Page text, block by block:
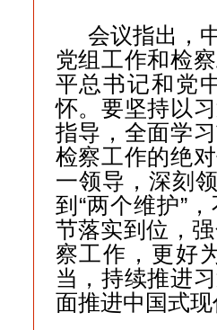
会议指出，
党组工作和检
平总书记和党
怀。要坚持以
指导，全面学
检察工作的绝
一领导，深刻
到“两个维护”
节落实到位，
察工作，更好
当，持续推进
面推进中国式